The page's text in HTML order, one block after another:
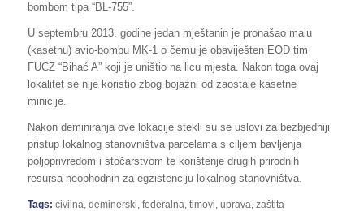
bombom tipa “BL-755”.
U septembru 2013. godine jedan mještanin je pronašao malu
(kasetnu) avio-bombu MK-1 o čemu je obaviješten EOD tim
FUCZ “Bihać A” koji je uništio na licu mjesta. Nakon toga ovaj
lokalitet se nije koristio zbog bojazni od zaostale kasetne
minicije.
Nakon deminiranja ove lokacije stekli su se uslovi za bezbjedniji
pristup lokalnog stanovništva parcelama s ciljem bavljenja
poljoprivredom i stočarstvom te korištenje drugih prirodnih
resursa neophodnih za egzistenciju lokalnog stanovništva.
Tags: civilna deminerski federalna timovi uprava zaštita